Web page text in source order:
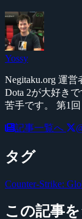
Yossy
Negitaku.org 運営
Dota 2が大好き
苦手です。 第1
記事一覧へ
タグ
Counter-Strike:
この記事